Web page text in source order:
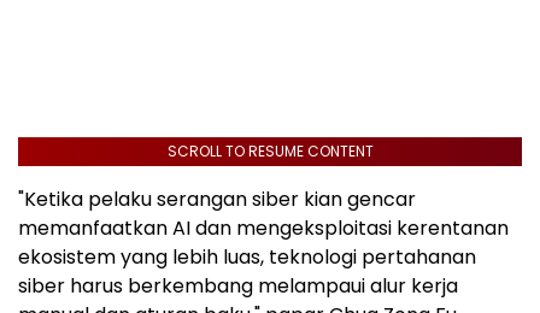
SCROLL TO RESUME CONTENT
"Ketika pelaku serangan siber kian gencar
memanfaatkan AI dan mengeksploitasi kerentanan
ekosistem yang lebih luas, teknologi pertahanan
siber harus berkembang melampaui alur kerja